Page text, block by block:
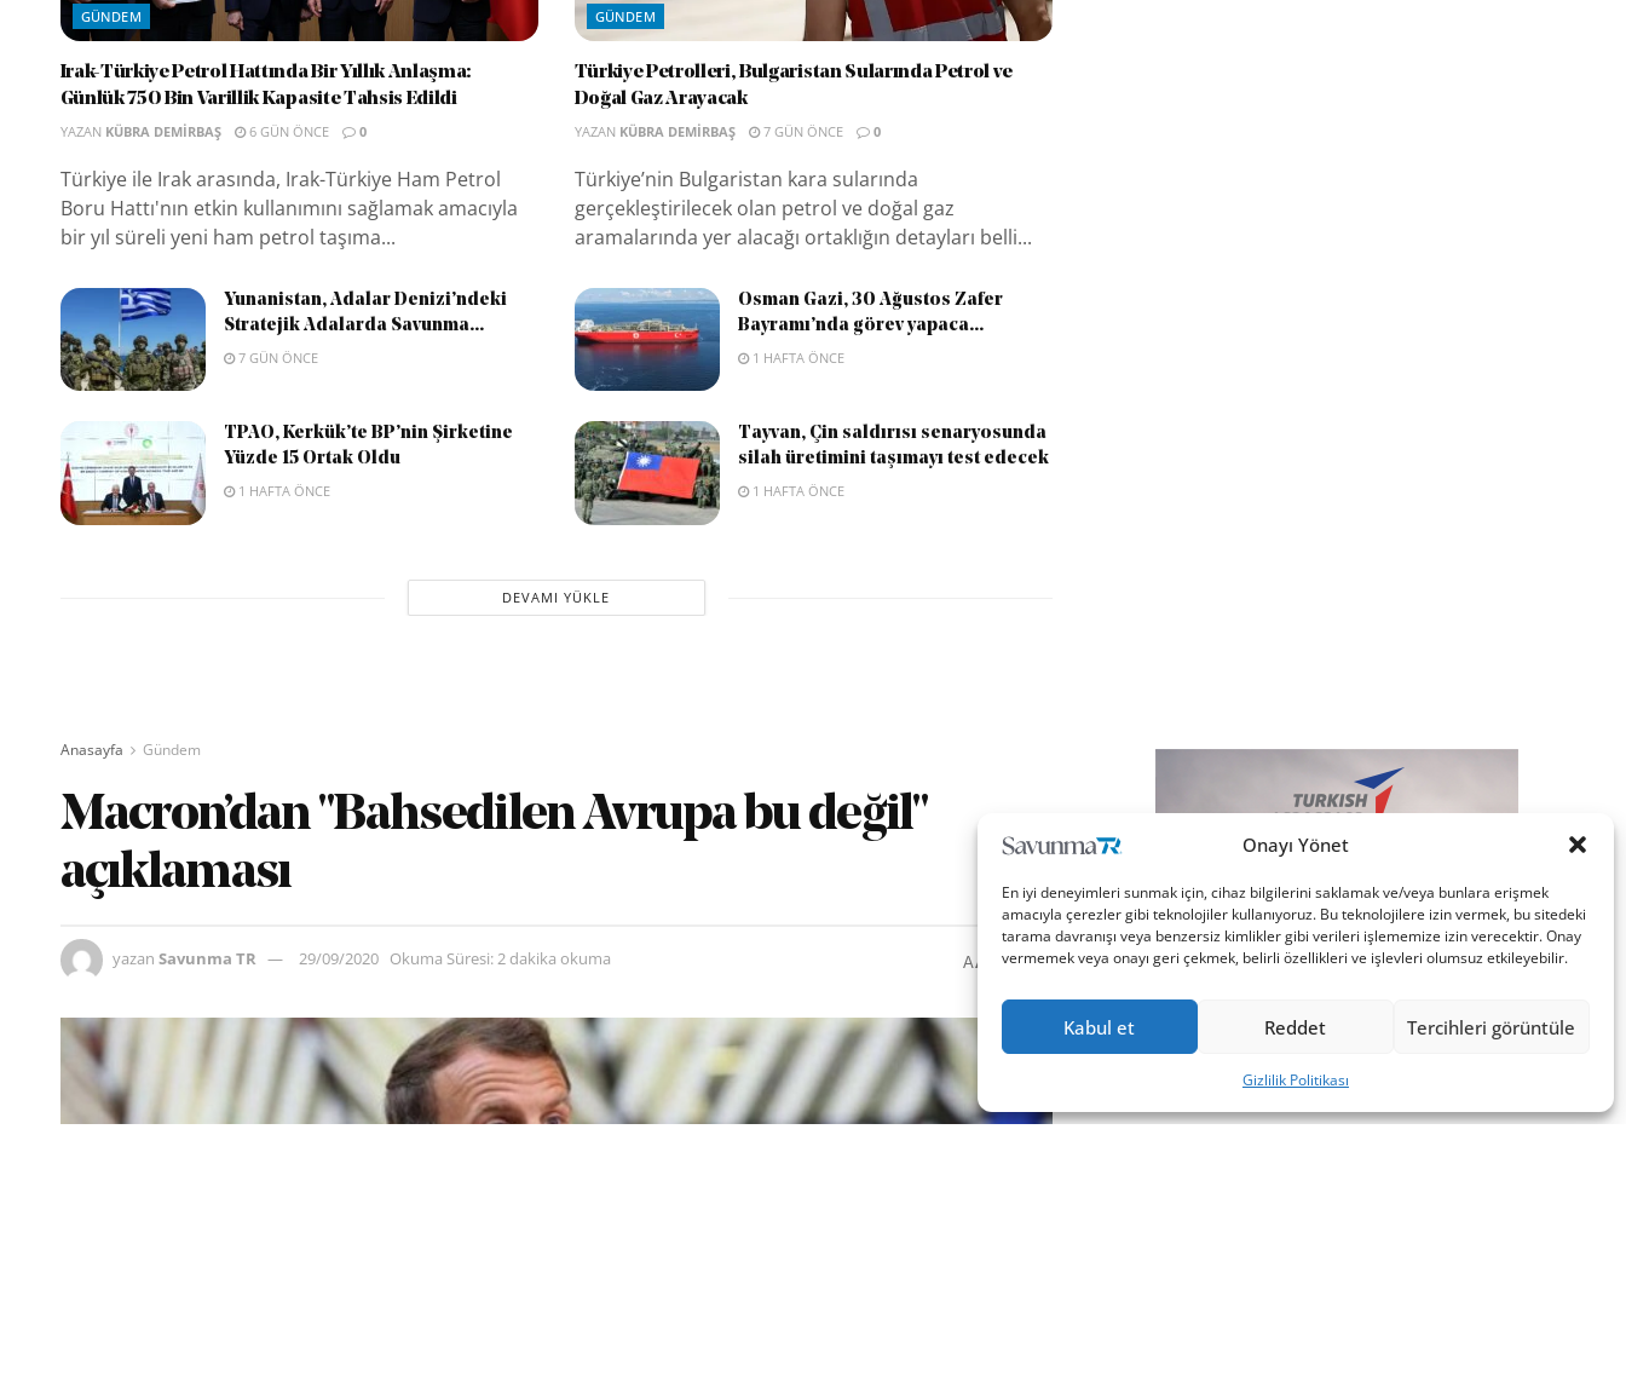
Onayı Yönet
En iyi deneyimleri sunmak için, cihaz bilgilerini saklamak ve/veya bunlara erişmek
amacıyla çerezler gibi teknolojiler kullanıyoruz. Bu teknolojilere izin vermek, bu sitedeki
tarama davranışı veya benzersiz kimlikler gibi verileri işlememize izin verecektir. Onay
vermemek veya onayı geri çekmek, belirli özellikleri ve işlevleri olumsuz etkileyebilir.
Kabul et Reddet Tercihleri görüntüle
Gizlilik Politikası
GÜNDEM
Irak-Türkiye Petrol Hattında Bir Yıllık Anlaşma:
Günlük 750 Bin Varillik Kapasite Tahsis Edildi
YAZAN KÜBRA DEMIRBAŞ 6 GÜN ÖNCE 0
Türkiye ile Irak arasında, Irak-Türkiye Ham Petrol
Boru Hattı'nın etkin kullanımını sağlamak amacıyla
bir yıl süreli yeni ham petrol taşıma...
GÜNDEM
Türkiye Petrolleri, Bulgaristan Sularında Petrol ve
Doğal Gaz Arayacak
YAZAN KÜBRA DEMIRBAŞ 7 GÜN ÖNCE 0
Türkiye’nin Bulgaristan kara sularında
gerçekleştirilecek olan petrol ve doğal gaz
aramalarında yer alacağı ortaklığın detayları belli...
Yunanistan, Adalar Denizi’ndeki
Stratejik Adalarda Savunma...
7 GÜN ÖNCE
Osman Gazi, 30 Ağustos Zafer
Bayramı’nda görev yapaca...
1 HAFTA ÖNCE
TPAO, Kerkük’te BP’nin Şirketine
Yüzde 15 Ortak Oldu
1 HAFTA ÖNCE
Tayvan, Çin saldırısı senaryosunda
silah üretimini taşımayı test edecek
1 HAFTA ÖNCE
DEVAMI YÜKLE
Anasayfa Gündem
Macron’dan "Bahsedilen Avrupa bu değil"
açıklaması
yazan Savunma TR 29/09/2020 Okuma Süresi: 2 dakika okuma AA 0